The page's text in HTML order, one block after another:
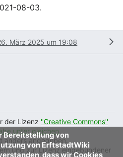
08-03.
März 2025 um 19:08
Bereitstellung von
von ErftstadtWiki
dass wir Cookies
der Lizenz ''Creative Commons''
unter gleichen
anders angegeben.
und zur Lizenz eingebundener